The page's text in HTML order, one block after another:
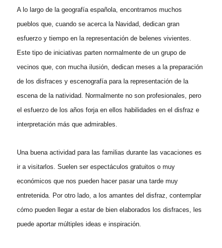
A lo largo de la geografía española,encontramos muchos
pueblos que, cuando se acerca la Navidad, dedican gran
esfuerzo y tiempo en la representación de belenes vivientes.
Este tipo de iniciativas parten normalmente de un grupo de
vecinos que, con mucha ilusión, dedican meses a la preparación
de los disfraces y escenografía para la representación de la
escena de la natividad. Normalmente no son profesionales, pero
el esfuerzo de los años forja en ellos habilidades en el disfraz e
interpretación más que admirables.
Una buena actividad para las familias durante las vacaciones es
ir a visitarlos. Suelen ser espectáculos gratuitos o muy
económicos que nos pueden hacer pasar una tarde muy
entretenida. Por otro lado, a los amantes del disfraz, contemplar
cómo pueden llegar a estar de bien elaborados los disfraces, les
puede aportar múltiples ideas e inspiración.